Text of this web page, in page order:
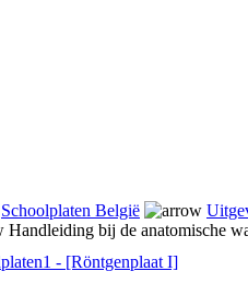
Schoolplaten België
Handleiding bij de anatomische
1 - [Röntgenplaat I]